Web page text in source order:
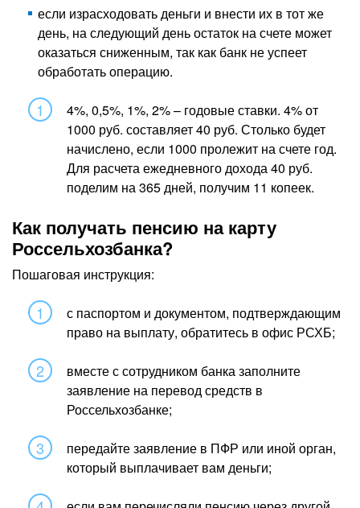
если израсходовать деньги и внести их в тот же
день, на следующий день остаток на счете может
оказаться сниженным, так как банк не успеет
обработать операцию.
4%, 0,5%, 1%, 2% – годовые ставки. 4% от
1000 руб. составляет 40 руб. Столько будет
начислено, если 1000 пролежит на счете год.
Для расчета ежедневного дохода 40 руб.
поделим на 365 дней, получим 11 копеек.
Как получать пенсию на карту
Россельхозбанка?
Пошаговая инструкция:
с паспортом и документом, подтверждающим
право на выплату, обратитесь в офис РСХБ;
вместе с сотрудником банка заполните
заявление на перевод средств в
Россельхозбанке;
передайте заявление в ПФР или иной орган,
который выплачивает вам деньги;